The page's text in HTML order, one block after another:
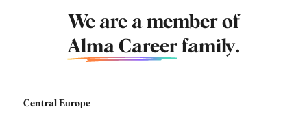
We are a member of
Alma Career family.
Central Europe